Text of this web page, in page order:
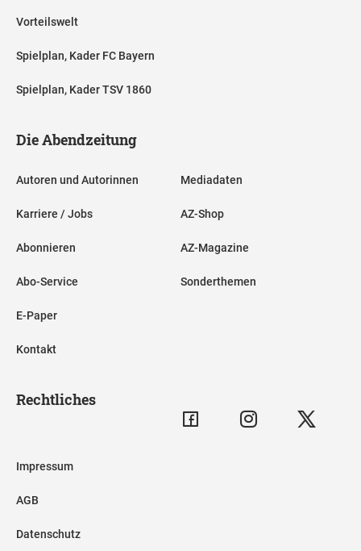
Vorteilswelt
Spielplan, Kader FC Bayern
Spielplan, Kader TSV 1860
Die Abendzeitung
Autoren und Autorinnen
Karriere / Jobs
Abonnieren
Abo-Service
E-Paper
Kontakt
Mediadaten
AZ-Shop
AZ-Magazine
Sonderthemen
Rechtliches
Impressum
AGB
Datenschutz